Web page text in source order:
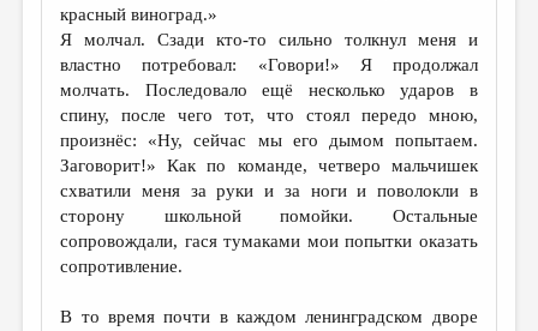
красный виноград.»
Я молчал. Сзади кто-то сильно толкнул меня и
властно потребовал: «Говори!» Я продолжал
молчать. Последовало ещё несколько ударов в
спину, после чего тот, что стоял передо мною,
произнёс: «Ну, сейчас мы его дымом попытаем.
Заговорит!» Как по команде, четверо мальчишек
схватили меня за руки и за ноги и поволокли в
сторону школьной помойки. Остальные
сопровождали, гася тумаками мои попытки оказать
сопротивление.
В то время почти в каждом ленинградском дворе